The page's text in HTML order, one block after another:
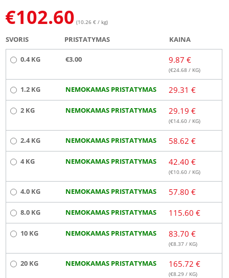
€102.60 (10.26 € / kg)
SVORIS PRISTATYMAS KAINA
0.4 KG €3.00 9.87 €
(€24.68 / KG)
1.2 KG NEMOKAMAS PRISTATYMAS 29.31 €
2 KG NEMOKAMAS PRISTATYMAS 29.19 €
(€14.60 / KG)
2.4 KG NEMOKAMAS PRISTATYMAS 58.62 €
4 KG NEMOKAMAS PRISTATYMAS 42.40 €
(€10.60 / KG)
4.0 KG NEMOKAMAS PRISTATYMAS 57.80 €
8.0 KG NEMOKAMAS PRISTATYMAS 115.60 €
10 KG NEMOKAMAS PRISTATYMAS 83.70 €
(€8.37 / KG)
20 KG NEMOKAMAS PRISTATYMAS 165.72 €
(€8.29 / KG)